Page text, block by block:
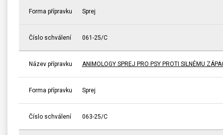
Forma přípravku Sprej
Číslo schválení 061-25/C
Název přípravku ANIMOLOGY SPREJ PRO PSY PROTI SILNÉMU
Forma přípravku Sprej
Číslo schválení 063-25/C